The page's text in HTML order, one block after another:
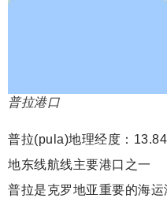
普拉港口
普拉(pula)地理经度：
地东线航线主要港口之一
普拉是克罗地亚重要的海